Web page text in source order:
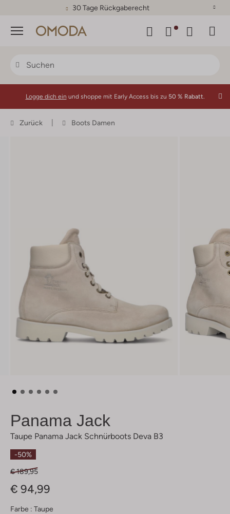
30 Tage Rückgaberecht
Menü
Logge dich ein und shoppe mit Early Access bis zu 50 % Rabatt.
Zurück Boots Damen
Panama Jack
Taupe Panama Jack Schnürboots Deva B3
-50%
€ 189,95
€ 94,99
Farbe : Taupe